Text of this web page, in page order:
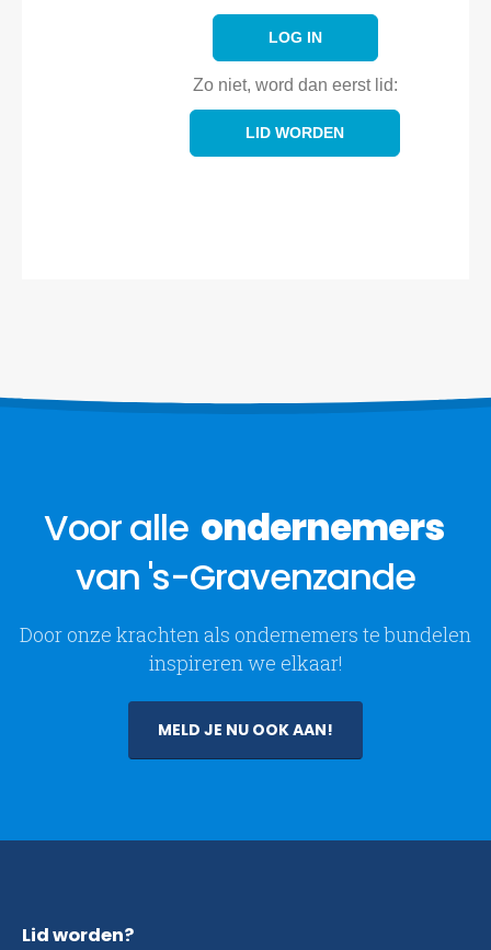
LOG IN
Zo niet, word dan eerst lid:
LID WORDEN
Voor alle ondernemers
van 's-Gravenzande
Door onze krachten als ondernemers te bundelen
inspireren we elkaar!
MELD JE NU OOK AAN!
Lid worden?